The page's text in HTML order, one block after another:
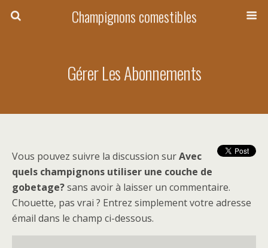
Champignons comestibles
Gérer Les Abonnements
Vous pouvez suivre la discussion surAvec
quels champignons utiliser une couche de
gobetage?sans avoir à laisser un commentaire.
Chouette, pas vrai ? Entrez simplement votre adresse
émail dans le champ ci-dessous.